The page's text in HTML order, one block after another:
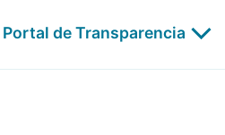
Xabarín Á
Portal de Transparencia